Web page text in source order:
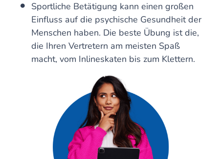
Sportliche Betätigung kann einen großen
Einfluss auf die psychische Gesundheit der
Menschen haben. Die beste Übung ist die,
die Ihren Vertretern am meisten Spaß
macht, vom Inlineskaten bis zum Klettern.